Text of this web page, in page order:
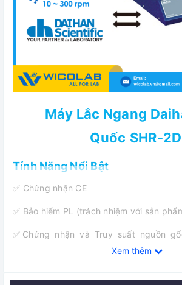
Máy Lắc Ngang
Quốc SHR-2D
Tính Năng Nổi Bật
✅ Chứng nhận CE
✅ Bảo hiểm PL (trách nhiệm với sản
✅Chứng nhận và Truy suất nguồn
bằng số seri, giấy chứng nhận, thông
Xem thêm